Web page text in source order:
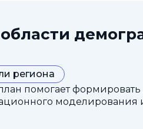
региона
помогает
моделирования